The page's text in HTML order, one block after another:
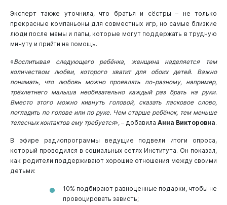
Эксперт также уточнила, что братья и сёстры – не только
прекрасные компаньоны для совместных игр, но самые близкие
люди после мамы и папы, которые могут поддержать в трудную
минуту и прийти на помощь.
«Воспитывая следующего ребёнка, женщина наделяется тем
количеством любви, которого хватит для обоих детей. Важно
понимать, что любовь можно проявлять по-разному, например,
трёхлетнего малыша необязательно каждый раз брать на руки.
Вместо этого можно кивнуть головой, сказать ласковое слово,
погладить по голове или по руке. Чем старше ребёнок, тем меньше
телесных контактов ему требуется», – добавила Анна Викторовна.
В эфире радиопрограммы ведущие подвели итоги опроса,
который проводился в социальных сетях Института. Он показал,
как родители поддерживают хорошие отношения между своими
детьми:
10% подбирают равноценные подарки, чтобы не
провоцировать зависть;